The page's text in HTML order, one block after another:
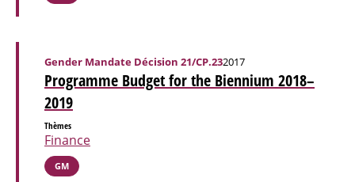
Programme Budget for the Biennium 2018–
2019
Gender Mandate Décision 21/CP.232017
Thèmes
Finance
GM